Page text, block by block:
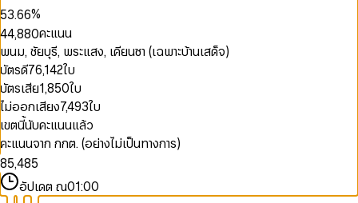
8
9
7
8
9
5
6
7
8
9
3
4
5
6
7
8
9
.6
7
8
9
6
7
8
9
%
3
4
5
6
7
8
9
3
4
5
6
7
8
9
,
7
8
9
7
8
9
0
1
2
3
4
5
6
7
8
9
คะแนน
พนม, ชัยบุรี, พระแสง, เคียนซา (เฉพาะบ้านเสด็จ)
บัตรดี76,142ใบ
บัตรเสีย1,850ใบ
ไม่ออกเสียง7,493ใบ
เขตนี้นับคะแนนแล้ว
คะแนนจาก กกต. (อย่างไม่เป็นทางการ)
0
1
2
3
4
5
6
7
8
9
0
1
2
3
4
5
6
7
,
0
1
2
3
4
5
6
0
1
2
3
4
5
6
7
8
9
0
1
2
3
4
5
6
7
อัปเดต ณ01:00